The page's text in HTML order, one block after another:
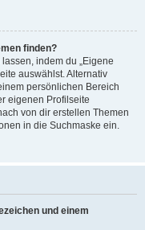
finden?
indem du „Eigene
auswählst. Alternativ
persönlichen Bereich
eigenen Profilseite
von dir erstellen Themen
in die Suchmaske ein.
und einem